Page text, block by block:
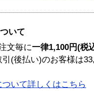
いて
文毎に一律1,100円(税
(後払い)のお客様は
ついて詳しくはこちら